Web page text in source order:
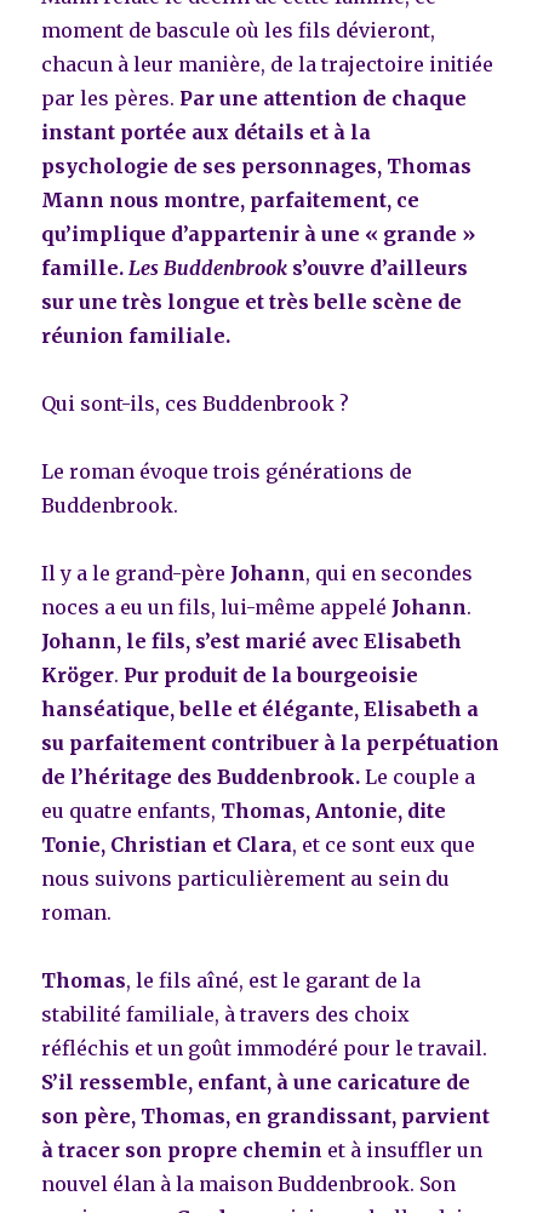
moment de bascule où les fils dévieront,
chacun à leur manière, de la trajectoire initiée
par les pères. Par une attention de chaque
instant portée aux détails et à la
psychologie de ses personnages, Thomas
Mann nous montre, parfaitement, ce
qu’implique d’appartenir à une « grande »
famille. Les Buddenbrook s’ouvre d’ailleurs
sur une très longue et très belle scène de
réunion familiale.
Qui sont-ils, ces Buddenbrook ?
Le roman évoque trois générations de
Buddenbrook.
Il y a le grand-père Johann, qui en secondes
noces a eu un fils, lui-même appelé Johann.
Johann, le fils, s’est marié avec Elisabeth
Kröger. Pur produit de la bourgeoisie
hanséatique, belle et élégante, Elisabeth a
su parfaitement contribuer à la perpétuation
de l’héritage des Buddenbrook. Le couple a
eu quatre enfants, Thomas, Antonie, dite
Tonie, Christian et Clara, et ce sont eux que
nous suivons particulièrement au sein du
roman.
Thomas, le fils aîné, est le garant de la
stabilité familiale, à travers des choix
réfléchis et un goût immodéré pour le travail.
S’il ressemble, enfant, à une caricature de
son père, Thomas, en grandissant, parvient
à tracer son propre chemin et à insuffler un
nouvel élan à la maison Buddenbrook. Son